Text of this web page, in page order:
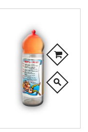
search